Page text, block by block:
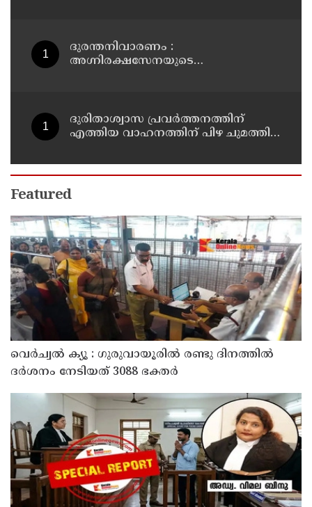
ദുരന്തനിവാരണം :
അഗ്നിരക്ഷസേനയുടെ
ദുരിതാശ്വാസ പ്രവർത്തനത്തിന്
എത്തിയ വാഹനത്തിന് പിഴ ചുമത്തി;
സസ്പെൻഷൻ
Featured
വെർച്വൽ ക്യൂ : ഗുരുവായൂരിൽ രണ്ടു ദിനത്തിൽ
ദർശനം നേടിയത് 3088 ഭക്തർ